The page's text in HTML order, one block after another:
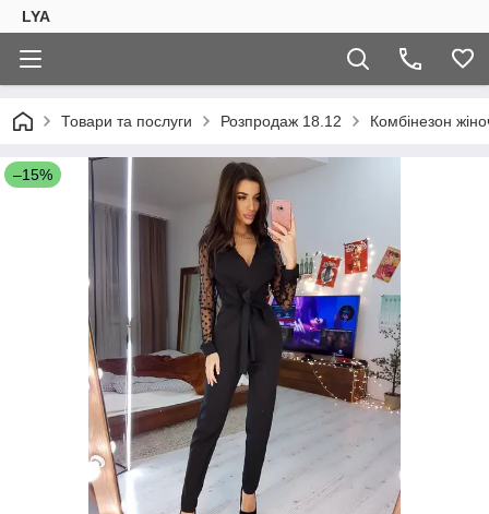
LYA
Товари та послуги Розпродаж 18.12 Комбінезон
–15%